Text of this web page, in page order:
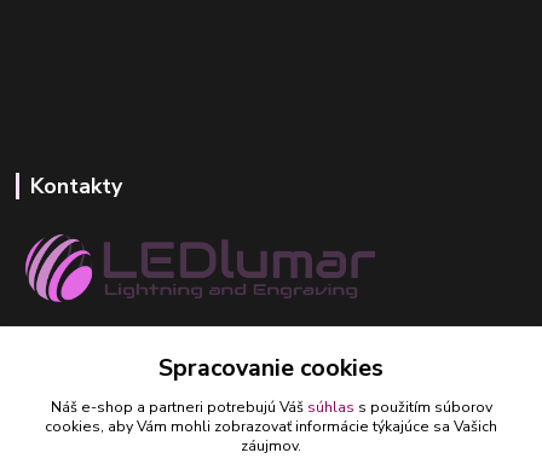
Kontakty
ledlumar@ledlumar.sk
Spracovanie cookies
Náš e-shop a partneri potrebujú Váš súhlas s použitím súborov
cookies, aby Vám mohli zobrazovať informácie týkajúce sa Vašich
záujmov.